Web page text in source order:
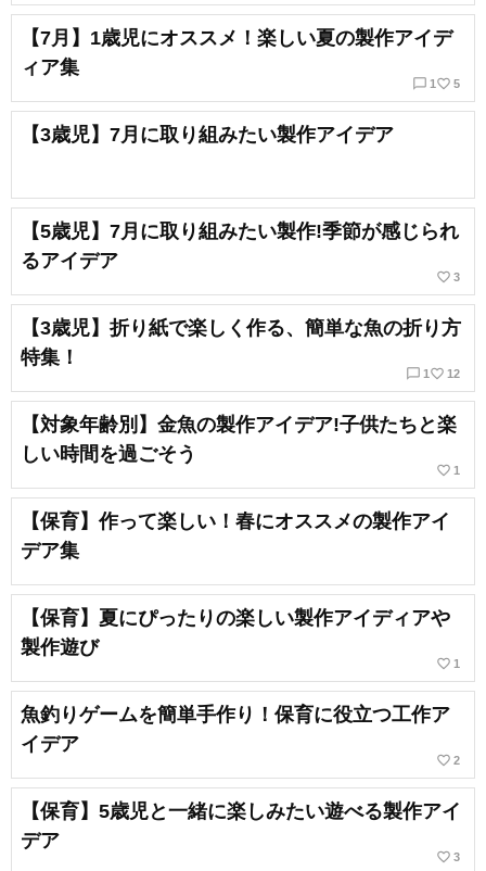
【7月】1歳児にオススメ！楽しい夏の製作アイデ
ィア集
chat_bubble_outline 1 favorite_border 5
【3歳児】7月に取り組みたい製作アイデア
【5歳児】7月に取り組みたい製作!季節が感じられ
るアイデア
favorite_border 3
【3歳児】折り紙で楽しく作る、簡単な魚の折り方
特集！
chat_bubble_outline 1 favorite_border 12
【対象年齢別】金魚の製作アイデア!子供たちと楽
しい時間を過ごそう
favorite_border 1
【保育】作って楽しい！春にオススメの製作アイ
デア集
【保育】夏にぴったりの楽しい製作アイディアや
製作遊び
favorite_border 1
魚釣りゲームを簡単手作り！保育に役立つ工作ア
イデア
favorite_border 2
【保育】5歳児と一緒に楽しみたい遊べる製作アイ
デア
favorite_border 3